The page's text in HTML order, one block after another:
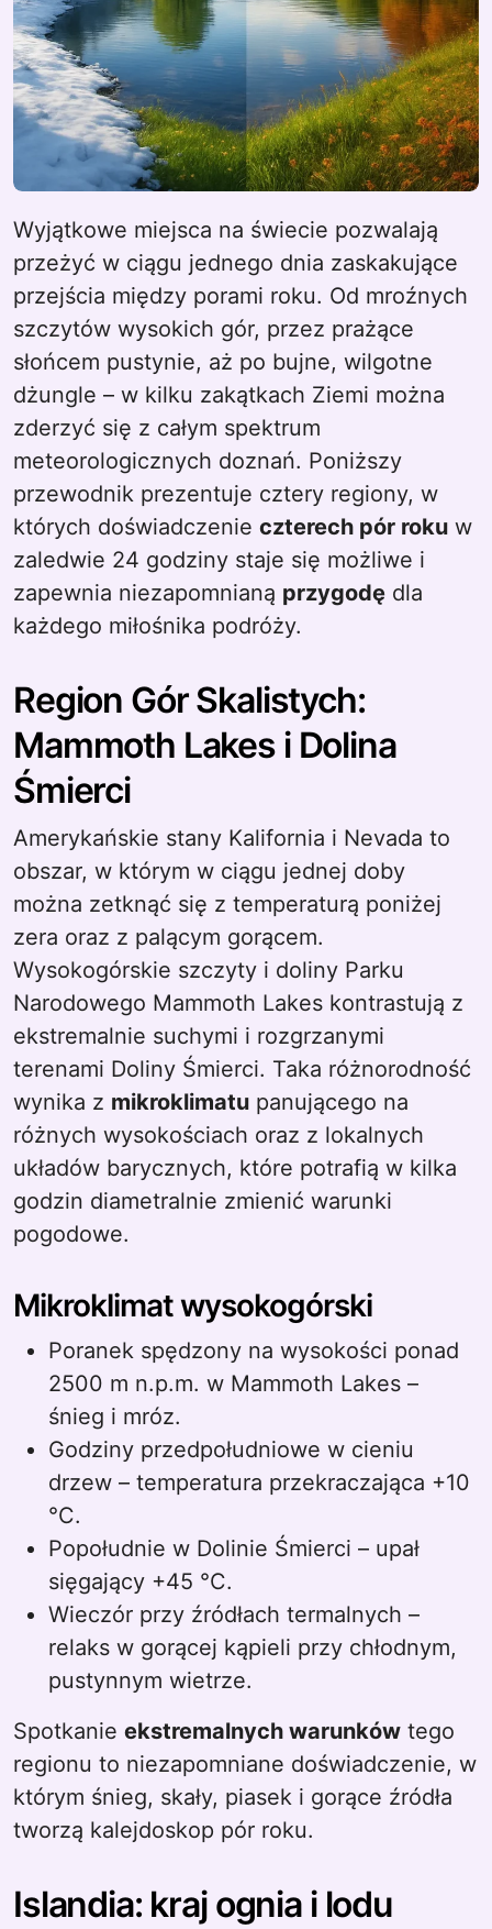
Wyjątkowe miejsca na świecie pozwalają
przeżyć w ciągu jednego dnia zaskakujące
przejścia między porami roku. Od mroźnych
szczytów wysokich gór, przez prażące
słońcem pustynie, aż po bujne, wilgotne
dżungle – w kilku zakątkach Ziemi można
zderzyć się z całym spektrum
meteorologicznych doznań. Poniższy
przewodnik prezentuje cztery regiony, w
których doświadczenie czterech pór roku w
zaledwie 24 godziny staje się możliwe i
zapewnia niezapomnianą przygodę dla
każdego miłośnika podróży.
Region Gór Skalistych:
Mammoth Lakes i Dolina
Śmierci
Amerykańskie stany Kalifornia i Nevada to
obszar, w którym w ciągu jednej doby
można zetknąć się z temperaturą poniżej
zera oraz z palącym gorącem.
Wysokogórskie szczyty i doliny Parku
Narodowego Mammoth Lakes kontrastują z
ekstremalnie suchymi i rozgrzanymi
terenami Doliny Śmierci. Taka różnorodność
wynika z mikroklimatu panującego na
różnych wysokościach oraz z lokalnych
układów barycznych, które potrafią w kilka
godzin diametralnie zmienić warunki
pogodowe.
Mikroklimat wysokogórski
Poranek spędzony na wysokości ponad
2500 m n.p.m. w Mammoth Lakes –
śnieg i mróz.
Godziny przedpołudniowe w cieniu
drzew – temperatura przekraczająca +10
°C.
Popołudnie w Dolinie Śmierci – upał
sięgający +45 °C.
Wieczór przy źródłach termalnych –
relaks w gorącej kąpieli przy chłodnym,
pustynnym wietrze.
Spotkanie ekstremalnych warunków tego
regionu to niezapomniane doświadczenie, w
którym śnieg, skały, piasek i gorące źródła
tworzą kalejdoskop pór roku.
Islandia: kraj ognia i lodu